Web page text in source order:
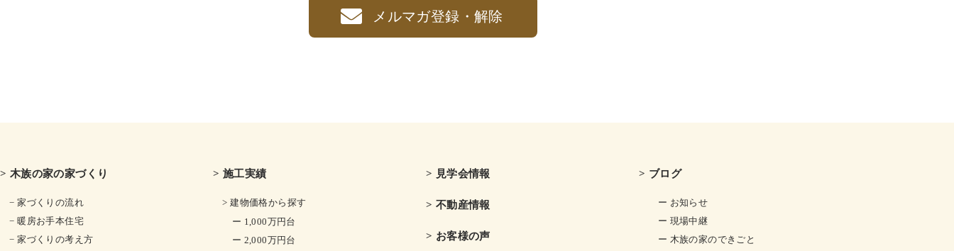
メルマガ登録・解除
> 木族の家の家づくり
− 家づくりの流れ
− 暖房お手本住宅
− 家づくりの考え方
> 施工実績
> 建物価格から探す
ー 1,000万円台
ー 2,000万円台
> 見学会情報
> 不動産情報
> お客様の声
> ブログ
ー お知らせ
ー 現場中継
ー 木族の家のできごと